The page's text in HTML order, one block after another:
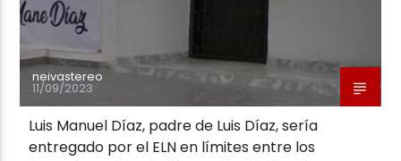
neivastereo
11/09/2023
Luis Manuel Díaz, padre de Luis Díaz, sería
entregado por el ELN en límites entre los